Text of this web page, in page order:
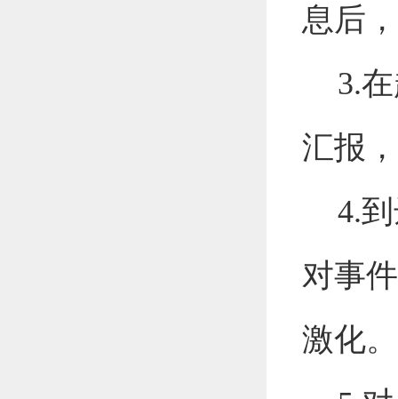
息后
3.
汇报
4.
对事
激化。